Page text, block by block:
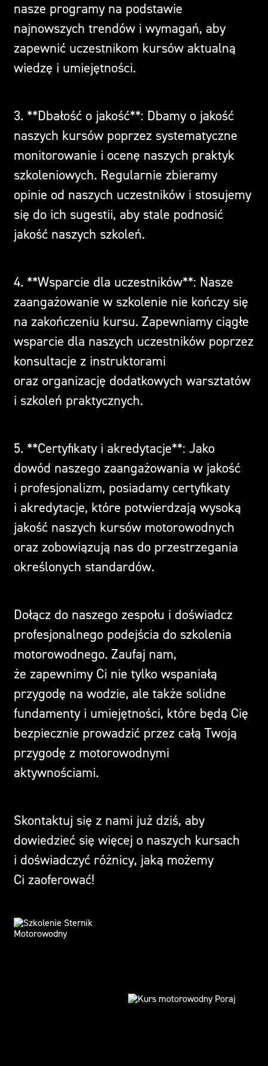
nasze programy na podstawie
najnowszych trendów i wymagań, aby
zapewnić uczestnikom kursów aktualną
wiedzę i umiejętności.
3. **Dbałość o jakość**: Dbamy o jakość
naszych kursów poprzez systematyczne
monitorowanie i ocenę naszych praktyk
szkoleniowych. Regularnie zbieramy
opinie od naszych uczestników i stosujemy
się do ich sugestii, aby stale podnosić
jakość naszych szkoleń.
4. **Wsparcie dla uczestników**: Nasze
zaangażowanie w szkolenie nie kończy się
na zakończeniu kursu. Zapewniamy ciągłe
wsparcie dla naszych uczestników poprzez
konsultacje z instruktorami
oraz organizację dodatkowych warsztatów
i szkoleń praktycznych.
5. **Certyfikaty i akredytacje**: Jako
dowód naszego zaangażowania w jakość
i profesjonalizm, posiadamy certyfikaty
i akredytacje, które potwierdzają wysoką
jakość naszych kursów motorowodnych
oraz zobowiązują nas do przestrzegania
określonych standardów.
Dołącz do naszego zespołu i doświadcz
profesjonalnego podejścia do szkolenia
motorowodnego. Zaufaj nam,
że zapewnimy Ci nie tylko wspaniałą
przygodę na wodzie, ale także solidne
fundamenty i umiejętności, które będą Cię
bezpiecznie prowadzić przez całą Twoją
przygodę z motorowodnymi
aktywnościami.
Skontaktuj się z nami już dziś, aby
dowiedzieć się więcej o naszych kursach
i doświadczyć różnicy, jaką możemy
Ci zaoferować!